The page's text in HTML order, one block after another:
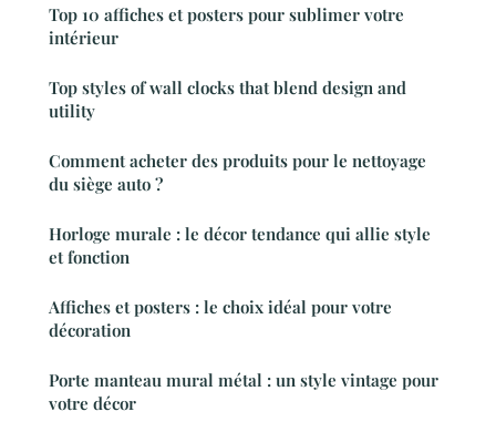
Top 10 affiches et posters pour sublimer votre
intérieur
Top styles of wall clocks that blend design and
utility
Comment acheter des produits pour le nettoyage
du siège auto ?
Horloge murale : le décor tendance qui allie style
et fonction
Affiches et posters : le choix idéal pour votre
décoration
Porte manteau mural métal : un style vintage pour
votre décor